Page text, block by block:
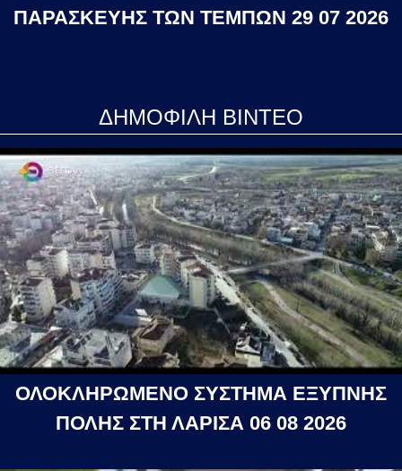
ΠΑΡΑΣΚΕΥΗΣ ΤΩΝ ΤΕΜΠΩΝ 29 07 2026
ΔΗΜΟΦΙΛΗ ΒΙΝΤΕΟ
ΟΛΟΚΛΗΡΩΜΕΝΟ ΣΥΣΤΗΜΑ ΕΞΥΠΝΗΣ
ΠΟΛΗΣ ΣΤΗ ΛΑΡΙΣΑ 06 08 2026